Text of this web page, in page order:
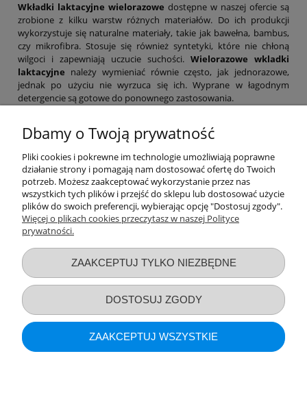
Wkładki laktacyjne wielorazowe dostępne w naszej ofercie są
zrobione z kilku warstw różnych materiałów. Do ich produkcji
wykorzystuje się naturalne materiały, takie jak bawełna, bambus,
czy mikrofibra. Stosuje się również syntetyki, które nie chłoną
wilgoci i zapewniają uczucie suchości. Wielorazowe wkladki
laktacyjne należy wymieniać równie często, jak jednorazowe,
jednak po użyciu nie wyrzuca się ich. Wyprane w łagodnym
detergencie są gotowe do ponownego zastosowania.
Dobre wkładki laktacyjne charakteryzują się wysoką chłonności,
dobrze przylegają do piersi i mają odpowiedni rozmiar. W naszej
ofercie znajdziecie Państwo szeroki ich wybór. Oferujemy zarówno
praktycznewielorazowe wkładki laktacyjne, jak i wygodne,
jednorazowego użytku. To wysokogatunkowe produkty znanych i
sprawdzonych producentów. Dzięki ich stosowaniu karmiące
kobiety czują się komfortowo i swobodne w każdej sytuacji.
Informacje o sklepie
Dbamy o Twoją prywatność
Pliki cookies i pokrewne im technologie umożliwiają poprawne
działanie strony i pomagają nam dostosować ofertę do Twoich
potrzeb. Możesz zaakceptować wykorzystanie przez nas
wszystkich tych plików i przejść do sklepu lub dostosować użycie
plików do swoich preferencji, wybierając opcję "Dostosuj zgody".
Więcej o plikach cookies przeczytasz w naszej Polityce
prywatności.
ZAAKCEPTUJ TYLKO NIEZBĘDNE
DOSTOSUJ ZGODY
ZAAKCEPTUJ WSZYSTKIE